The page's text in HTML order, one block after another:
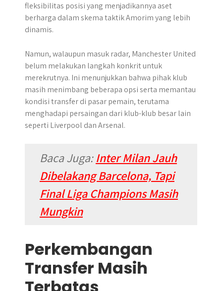
fleksibilitas posisi yang menjadikannya aset
berharga dalam skema taktik Amorim yang lebih
dinamis.
Namun, walaupun masuk radar, Manchester United
belum melakukan langkah konkrit untuk
merekrutnya. Ini menunjukkan bahwa pihak klub
masih menimbang beberapa opsi serta memantau
kondisi transfer di pasar pemain, terutama
menghadapi persaingan dari klub-klub besar lain
seperti Liverpool dan Arsenal.
Baca Juga:Inter Milan Jauh
Dibelakang Barcelona, Tapi
Final Liga Champions Masih
Mungkin
Perkembangan
Transfer Masih